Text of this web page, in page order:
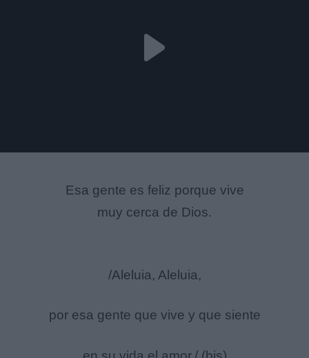
Esa gente es feliz porque vive
muy cerca de Dios.
/Aleluia, Aleluia,
por esa gente que vive y que siente